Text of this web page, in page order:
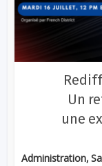
Un
une
Administration,